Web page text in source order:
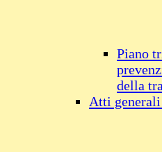
Piano
della
Atti generali